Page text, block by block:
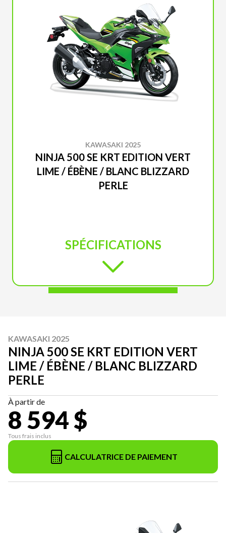
KAWASAKI 2025
NINJA 500 SE KRT EDITION VERT
LIME / ÉBÈNE / BLANC BLIZZARD
PERLE
SPÉCIFICATIONS
KAWASAKI 2025
NINJA 500 SE KRT EDITION VERT
LIME / ÉBÈNE / BLANC BLIZZARD
PERLE
À partir de
8 594 $
Tous frais inclus
CALCULATRICE DE PAIEMENT